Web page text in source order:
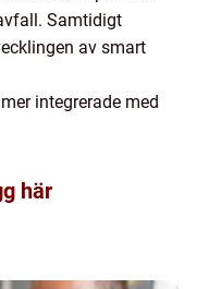
Samtidigt
av smart
integrerade med
här